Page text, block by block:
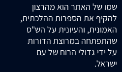
שמו של האתר הוא מהרצון
להקיף את הספרות ההלכתית,
האמונית, והעיונית על הש"ס
שהתפתחה במרוצת הדורות
על ידי גדולי הרוח של עם
ישראל.